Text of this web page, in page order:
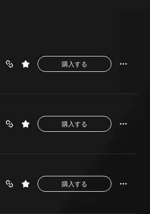
購入する
購入する
購入する